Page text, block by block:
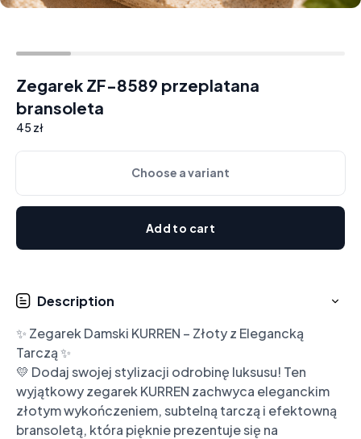
Zegarek ZF-8589 przeplatana
bransoleta
45 zł
Choose a variant
Add to cart
Description
✨ Zegarek Damski KURREN – Złoty z Elegancką
Tarczą ✨
💛 Dodaj swojej stylizacji odrobinę luksusu! Ten
wyjątkowy zegarek KURREN zachwyca eleganckim
złotym wykończeniem, subtelną tarczą i efektowną
bransoletą, która pięknie prezentuje się na